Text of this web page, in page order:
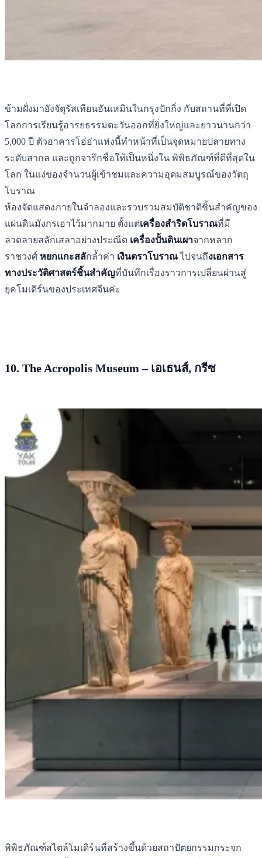
ข้ามฝั่งมายังจัตุรัสเทียนอันเหมินในกรุงปักกิ่ง กับสถานที่ที่เปิด
โลกการเรียนรู้อารยธรรมตะวันออกที่ยิ่งใหญ่และยาวนานกว่า
5,000 ปี ตัวอาคารโอ่อ่าแห่งนี้ทำหน้าที่เป็นจุดหมายปลายทาง
ระดับสากล และถูกจารึกชื่อให้เป็นหนึ่งใน พิพิธภัณฑ์ที่ดีที่สุดใน
โลก ในแง่ของจำนวนผู้เข้าชมและความอุดมสมบูรณ์ของวัตถุ
โบราณ
ห้องจัดแสดงภายในจำลองและรวบรวมสมบัติชาติชิ้นสำคัญของ
แผ่นดินมังกรเอาไว้มากมาย ตั้งแต่เครื่องสำริดโบราณที่มี
ลวดลายสลักเสลาอย่างประณีต เครื่องปั้นดินเผาจากหลาก
ราชวงศ์ หยกแกะสลักล้ำค่า เงินตราโบราณไปจนถึงเอกสาร
ทางประวัติศาสตร์ชิ้นสำคัญที่บันทึกเรื่องราวการเปลี่ยนผ่านสู่
ยุคโมเดิร์นของประเทศจีนค่ะ
10. The Acropolis Museum – เอเธนส์, กรีซ
พิพิธภัณฑ์สไตล์โมเดิร์นที่สร้างขึ้นด้วยสถาปัตยกรรมกระจก